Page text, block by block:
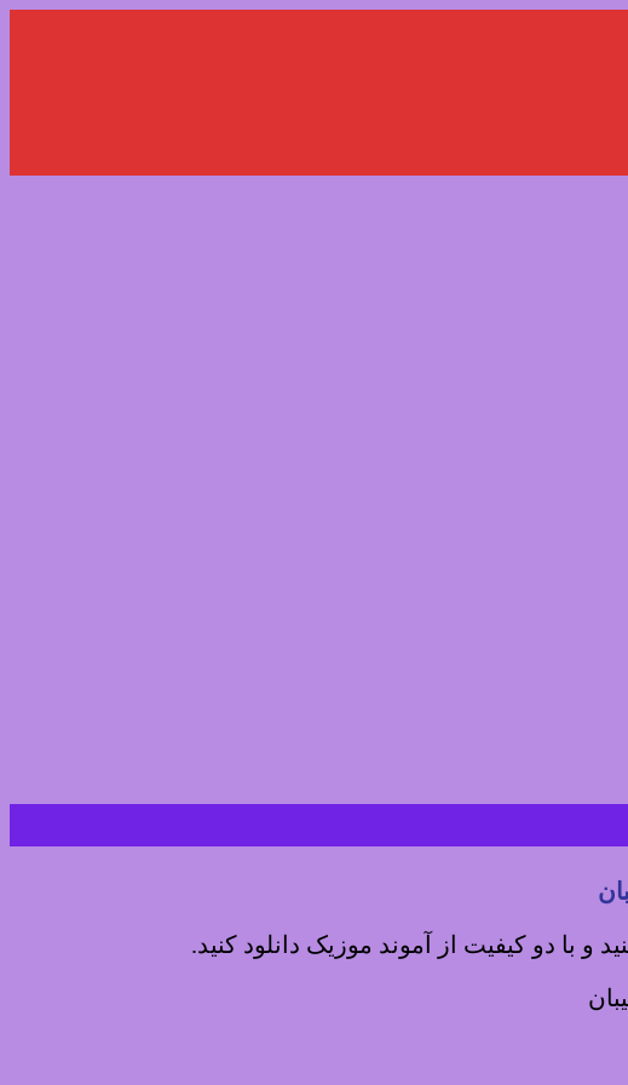
و با دو کیفیت از آموند موزیک دانلود کنید.